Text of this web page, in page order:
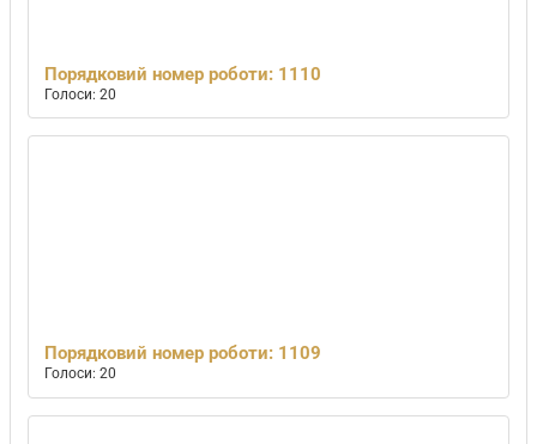
Порядковий номер роботи: 1110
Голоси: 20
Порядковий номер роботи: 1109
Голоси: 20